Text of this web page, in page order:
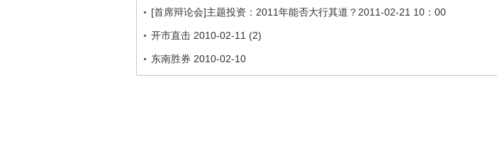
[首席辩论会]主题投资：2011年能否大行其道？2011-02-21 10：00
开市直击 2010-02-11 (2)
东南胜券 2010-02-10